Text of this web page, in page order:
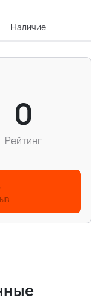
Наличие
0
Рейтинг